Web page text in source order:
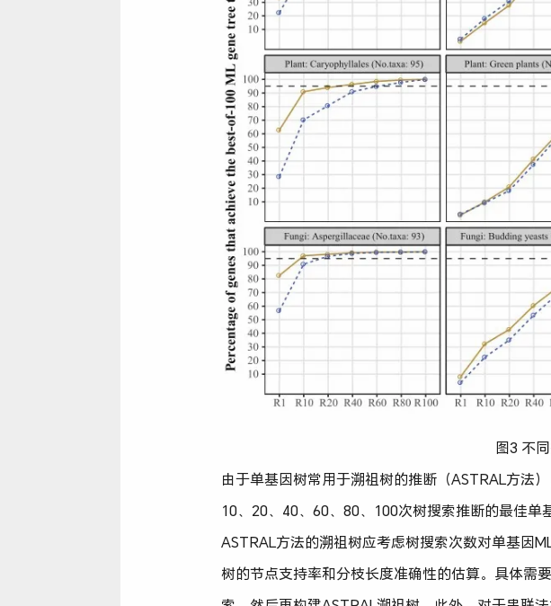
图3 不
由于单基因树常用于溯祖树的推断（ASTRAL方法
10、20、40、60、80、100次树搜索推断的最佳
ASTRAL方法的溯祖树应考虑树搜索次数对单基因
树的节点支持率和分枝长度准确性的估算。具体需